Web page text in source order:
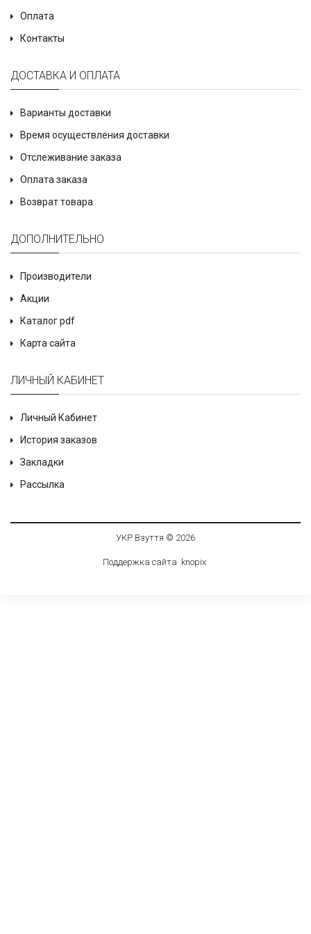
Оплата
Контакты
ДОСТАВКА И ОПЛАТА
Варианты доставки
Время осуществления доставки
Отслеживание заказа
Оплата заказа
Возврат товара
ДОПОЛНИТЕЛЬНО
Производители
Акции
Каталог pdf
Карта сайта
ЛИЧНЫЙ КАБИНЕТ
Личный Кабинет
История заказов
Закладки
Рассылка
УКР Взуття © 2026
Поддержка сайта knopix